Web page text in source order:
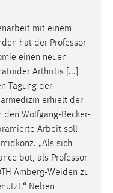
mit einem
hat der Professor
einen neuen
Arthritis [...]
Tagung der
erhielt der
den Wolfgang-Becker-
Arbeit soll
„Als sich
bot, als Professor
Amberg-Weiden zu
Neben